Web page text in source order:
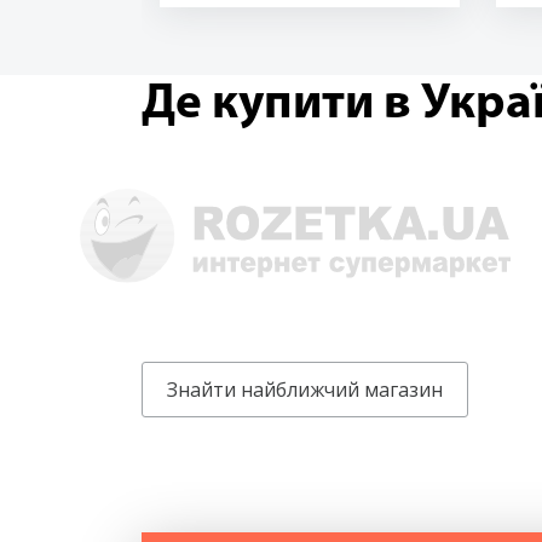
Де купити в
Знайти найближчий магазин